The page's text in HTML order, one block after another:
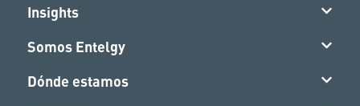
Insights
Somos Entelgy
Dónde estamos